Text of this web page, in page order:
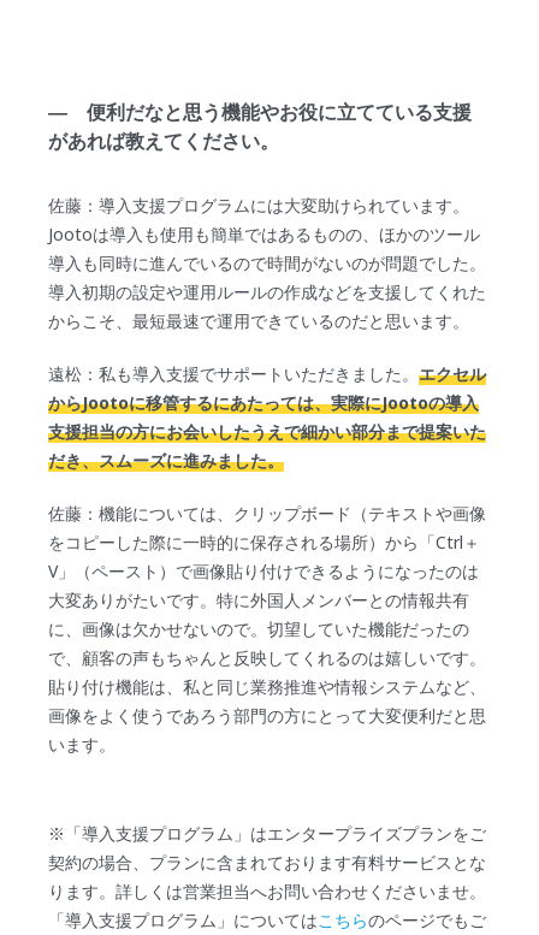
― 便利だなと思う機能やお役に立てている支援
があれば教えてください。
佐藤：導入支援プログラムには大変助けられています。
Jootoは導入も使用も簡単ではあるものの、ほかのツール
導入も同時に進んでいるので時間がないのが問題でした。
導入初期の設定や運用ルールの作成などを支援してくれた
からこそ、最短最速で運用できているのだと思います。
遠松：私も導入支援でサポートいただきました。エクセル
からJootoに移管するにあたっては、実際にJootoの導入
支援担当の方にお会いしたうえで細かい部分まで提案いた
だき、スムーズに進みました。
佐藤：機能については、クリップボード（テキストや画像
をコピーした際に一時的に保存される場所）から「Ctrl＋
V」（ペースト）で画像貼り付けできるようになったのは
大変ありがたいです。特に外国人メンバーとの情報共有
に、画像は欠かせないので。切望していた機能だったの
で、顧客の声もちゃんと反映してくれるのは嬉しいです。
貼り付け機能は、私と同じ業務推進や情報システムなど、
画像をよく使うであろう部門の方にとって大変便利だと思
います。
※「導入支援プログラム」はエンタープライズプランをご
契約の場合、プランに含まれております有料サービスとな
ります。詳しくは営業担当へお問い合わせくださいませ。
「導入支援プログラム」についてはこちらのページでもご